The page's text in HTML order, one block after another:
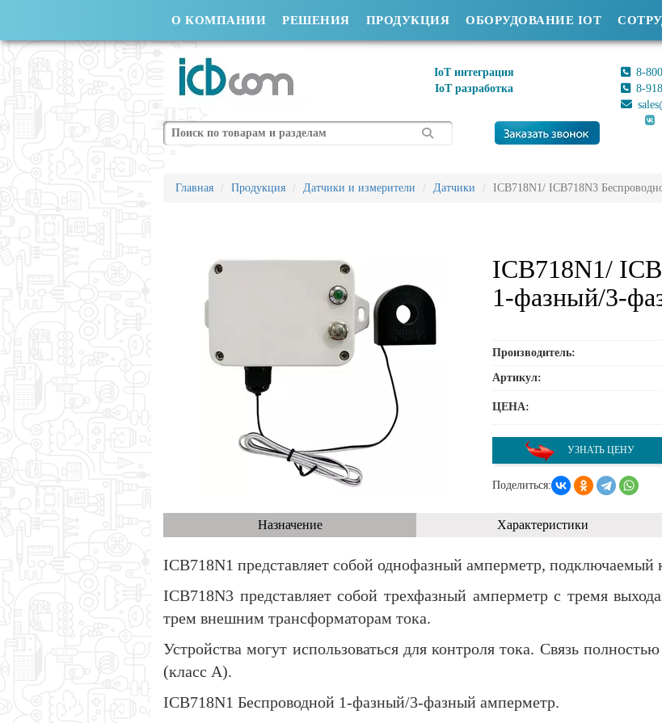
О КОМПАНИИ РЕШЕНИЯ ПРОДУКЦИЯ ОБОРУДОВАНИЕ IOT
IoT интеграция
IoT разработка
Поиск
8-
8-
Главная Продукция Датчики и измерители Датчики ICB718N1/ ICB718N3
ICB718N1/
1-фазный/3-
Производитель:
Артикул:
ЦЕНА:
УЗНАТЬ ЦЕНУ
Поделиться:
Назначение Характеристики
ICB718N1 представляет собой однофазный амперметр, подключаемый
ICB718N3 представляет собой трехфазный амперметр с тремя
трем внешним трансформаторам тока.
Устройства могут использоваться для контроля тока. Связь
(класс A).
ICB718N1 Беспроводной 1-фазный/3-фазный амперметр.